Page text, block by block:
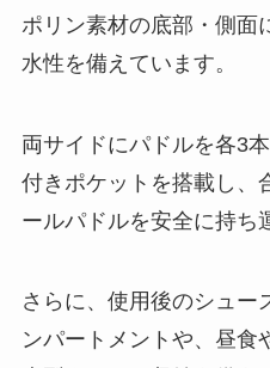
ポリン素材の底部・側面
水性を備えています。
両サイドにパドルを各3
付きポケットを搭載し、
ールパドルを安全に持ち
さらに、使用後のシュー
ンパートメントや、昼食